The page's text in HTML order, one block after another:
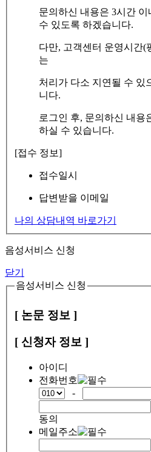
문의하신 내용은 3시간
수 있도록 하겠습니다.
다만, 고객센터 운영시간(
는
처리가 다소 지연될 수 있
니다.
로그인 후, 문의하신 내용
하실 수 있습니다.
[접수 정보]
접수일시
답변받을 이메일
나의 상담내역 바로가기
음성서비스 신청
닫기
음성서비스 신청
[ 논문 정보 ]
[ 신청자 정보 ]
아이디
전화번호
-
동의
메일주소